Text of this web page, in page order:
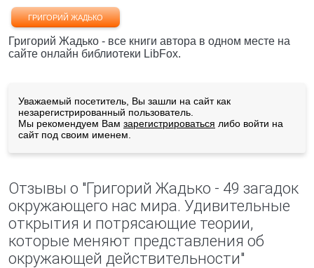
ГРИГОРИЙ ЖАДЬКО
Григорий Жадько - все книги автора в одном месте на
сайте онлайн библиотеки LibFox.
Уважаемый посетитель, Вы зашли на сайт как
незарегистрированный пользователь.
Мы рекомендуем Вам зарегистрироваться либо войти на
сайт под своим именем.
Отзывы о "Григорий Жадько - 49 загадок
окружающего нас мира. Удивительные
открытия и потрясающие теории,
которые меняют представления об
окружающей действительности"